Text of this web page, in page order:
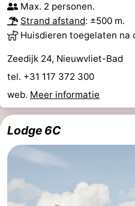
Max. 2 personen.
Strand afstand: ±500 m.
Huisdieren toegelaten na
Zeedijk 24, Nieuwvliet-Bad
tel. +31 117 372 300
web. Meer informatie
Lodge 6C